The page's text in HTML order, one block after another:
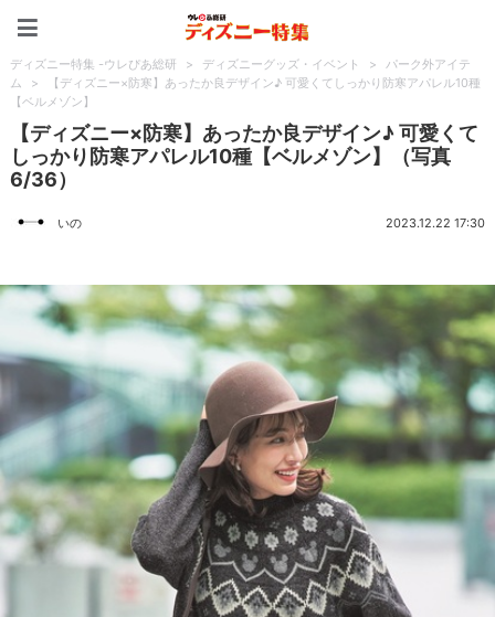
ディズニー特集 -ウレぴあ総研 > ディズニーグッズ・イベント >
パーク外アイテ
ム
>
【ディズニー×防寒】あったか良デザイン♪ 可愛くてしっかり防寒アパレル10種
【ベルメゾン】
【ディズニー×防寒】あったか良デザイン♪ 可愛くて
しっかり防寒アパレル10種【ベルメゾン】（写真
6/36）
いの 2023.12.22 17:30